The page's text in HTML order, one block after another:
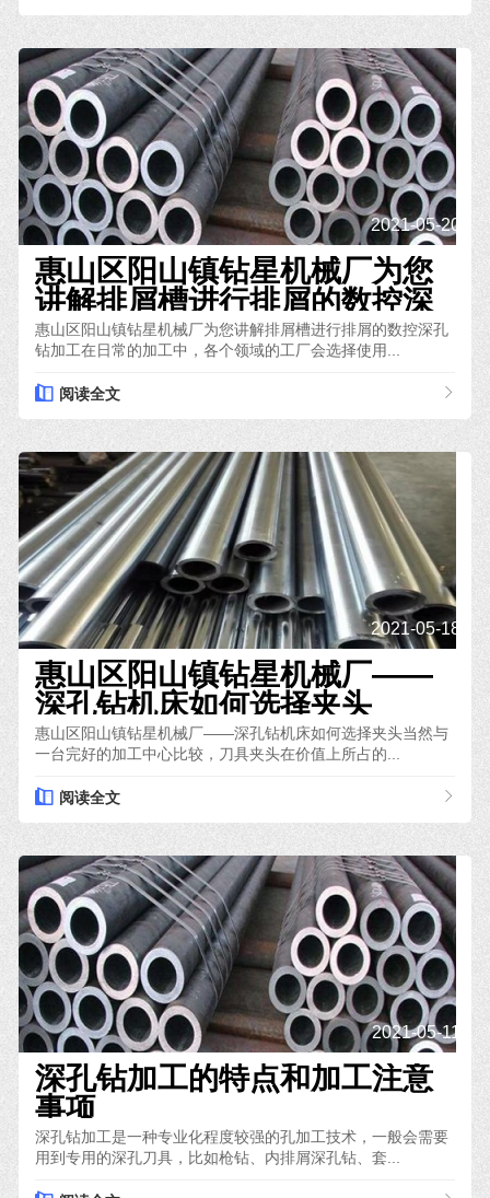
2021-05-20
惠山区阳山镇钻星机械厂为您
讲解排屑槽进行排屑的数控深
孔钻加工
惠山区阳山镇钻星机械厂为您讲解排屑槽进行排屑的数控深孔
钻加工在日常的加工中，各个领域的工厂会选择使用...
阅读全文
2021-05-18
惠山区阳山镇钻星机械厂——
深孔钻机床如何选择夹头
惠山区阳山镇钻星机械厂——深孔钻机床如何选择夹头当然与
一台完好的加工中心比较，刀具夹头在价值上所占的...
阅读全文
2021-05-11
深孔钻加工的特点和加工注意
事项
深孔钻加工是一种专业化程度较强的孔加工技术，一般会需要
用到专用的深孔刀具，比如枪钻、内排屑深孔钻、套...